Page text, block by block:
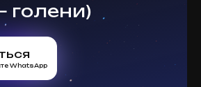
голени)
WhatsApp